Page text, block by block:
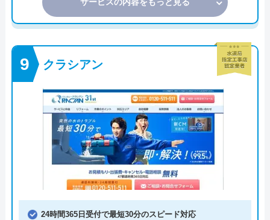
クラシアン
24時間365日受付で最短30分のスピード対応